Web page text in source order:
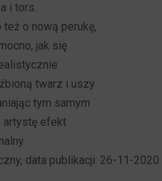
i tors.
też o nową perukę,
jak się
twarz i uszy
tym samym
artystę efekt
data publikacji: 26-11-2020